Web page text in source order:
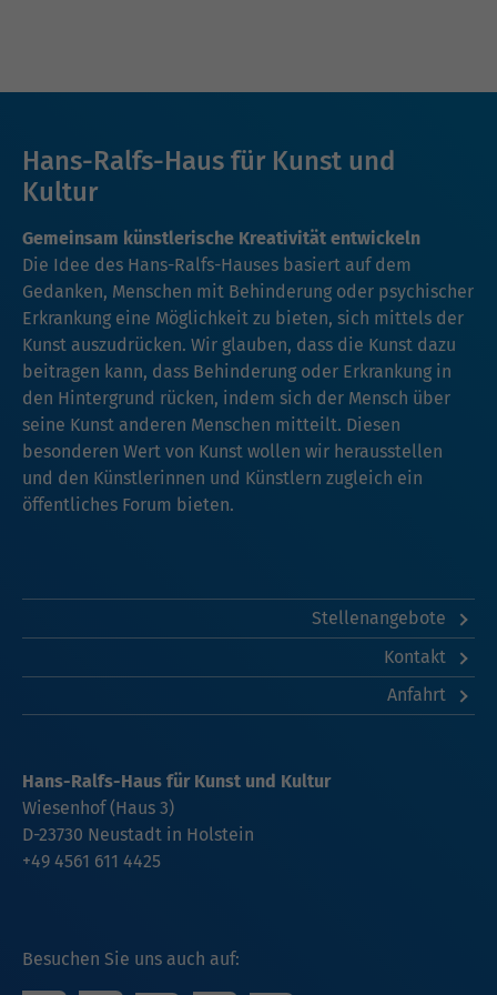
Hans-Ralfs-Haus für Kunst und
Kultur
Gemeinsam künstlerische Kreativität entwickeln
Die Idee des Hans-Ralfs-Hauses basiert auf dem
Gedanken, Menschen mit Behinderung oder psychischer
Erkrankung eine Möglichkeit zu bieten, sich mittels der
Kunst auszudrücken. Wir glauben, dass die Kunst dazu
beitragen kann, dass Behinderung oder Erkrankung in
den Hintergrund rücken, indem sich der Mensch über
seine Kunst anderen Menschen mitteilt. Diesen
besonderen Wert von Kunst wollen wir herausstellen
und den Künstlerinnen und Künstlern zugleich ein
öffentliches Forum bieten.
Stellenangebote
Kontakt
Anfahrt
Besuchen Sie uns auch auf:
Hans-Ralfs-Haus für Kunst und Kultur
Wiesenhof (Haus 3)
D-23730 Neustadt in Holstein
+49 4561 611 4425